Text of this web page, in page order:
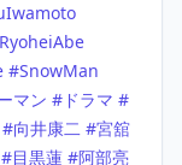
RyoheiAbe
#SnowMan
マン # ドラマ #
#向井康二 #宮舘
#目黒蓮 #阿部亮